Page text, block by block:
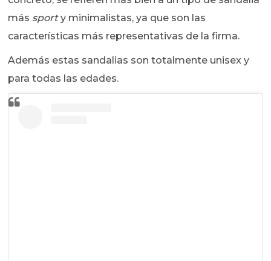
más sporty minimalistas, ya que son las
características más representativas de la firma.
Además estas sandalias son totalmente unisex y
para todas las edades.